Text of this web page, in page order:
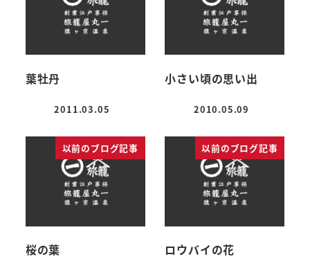
葉牡丹
投稿日
2011.03.05
小さい頃の思い出
投稿日
2010.05.09
以前のブログ記事
桜の葉
以前のブログ記事
ロウバイの花